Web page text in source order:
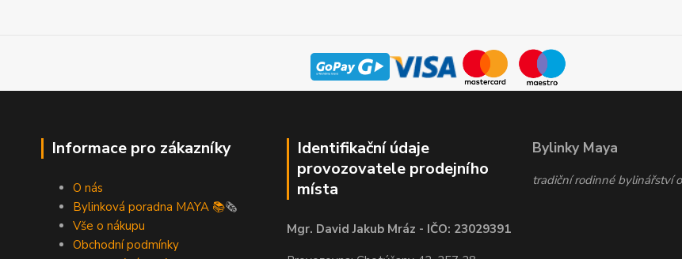
Informace pro zákazníky
O nás
Bylinková poradna MAYA 📚🗞️
Vše o nákupu
Obchodní podmínky
Identifikační údaje
provozovatele prodejního
místa
Mgr. David Jakub Mráz - IČO: 23029391
Bylinky Maya
tradiční rodinné bylinářství